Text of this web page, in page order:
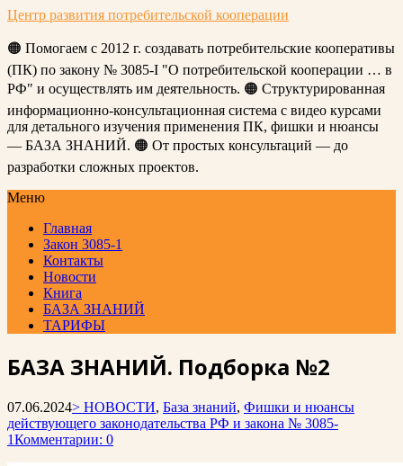
Центр развития потребительской кооперации
🟠 Помогаем с 2012 г. создавать потребительские кооперативы
(ПК) по закону № 3085-I "О потребительской кооперации … в
РФ" и осуществлять им деятельность. 🟠 Структурированная
информационно-консультационная система с видео курсами
для детального изучения применения ПК, фишки и нюансы
— БАЗА ЗНАНИЙ. 🟠 От простых консультаций — до
разработки сложных проектов.
Меню
Главная
Закон 3085-1
Контакты
Новости
Книга
БАЗА ЗНАНИЙ
ТАРИФЫ
БАЗА ЗНАНИЙ. Подборка №2
07.06.2024> НОВОСТИ, База знаний, Фишки и нюансы
действующего законодательства РФ и закона № 3085-
1Комментарии: 0